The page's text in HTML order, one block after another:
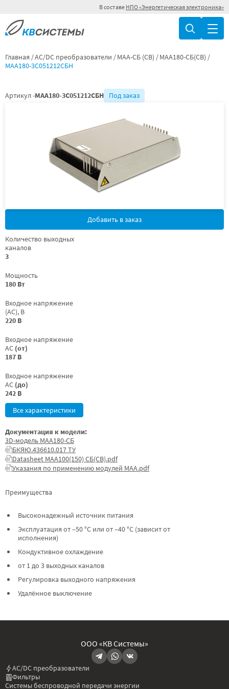
В составе НПО «Энергетическая электроника»
Главная AC/DC преобразователи МАА-СБ (СВ)
МАА180-СБ(СВ)
МАА180-3С051212СБН
Артикул -МАА180-3С051212СБН Под заказ
Добавить в заказ
Количество выходных
каналов
3
Мощность
180 Вт
Входное напряжение
(AC), В
220 В
Входное напряжение
AC (от)
187 В
Входное напряжение
AC (до)
242 В
Все характеристики
Преимущества
Высоконадежный источник питания
Эксплуатация от –50 °C или от –40 °C (зависит от
исполнения)
Кондуктивное охлаждение
от 1 до 3 выходных каналов
Регулировка выходного напряжения
Удалённое выключение
Документация к модели:
3D-модель МАА180-СБ
БКЯЮ.436610.017 ТУ
Datasheet МАА100(150) СБ(СВ).pdf
Указания по применению модулей МАА.pdf
ООО «КВ Системы»
AC/DC преобразователи
Фильтры
Системы беспроводной передачи энергии